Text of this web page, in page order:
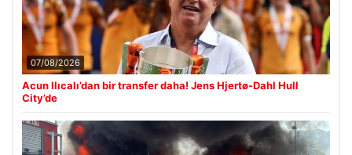
07/08/2026
Acun Ilıcalı’dan bir transfer daha! Jens Hjertø-Dahl Hull
City’de